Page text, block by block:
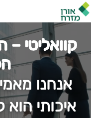
קוואליטי
אנחנו
איכותי הוא